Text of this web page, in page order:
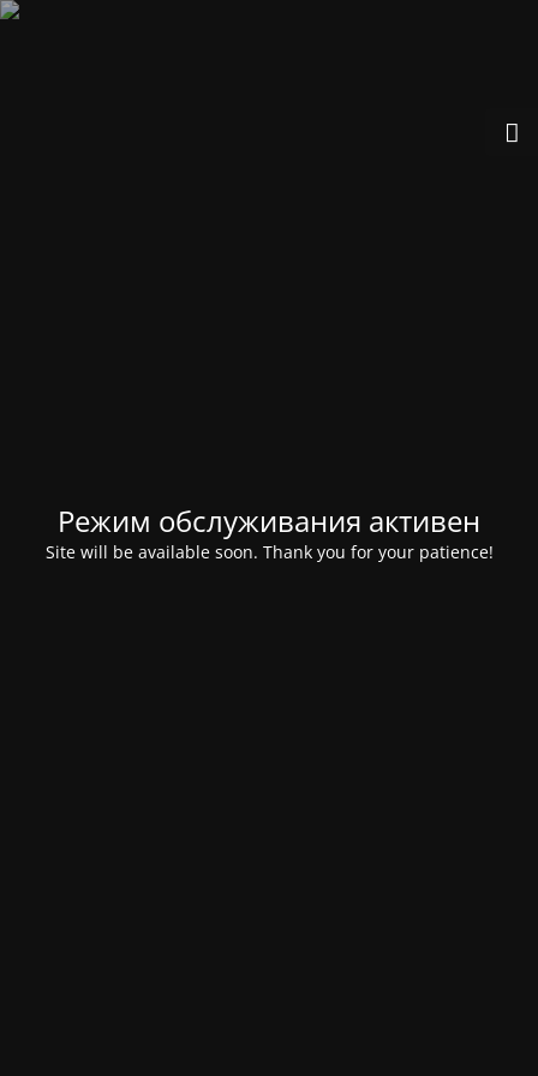
Режим обслуживания активен
Site will be available soon. Thank you for your patience!